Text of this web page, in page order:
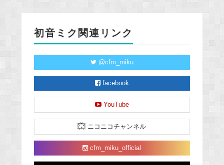
初音ミク関連リンク
@cfm_miku
facebook
YouTube
ニコニコチャンネル
cfm_miku_official